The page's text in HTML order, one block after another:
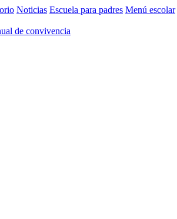
Noticias Escuela para padres Menú escolar
de convivencia